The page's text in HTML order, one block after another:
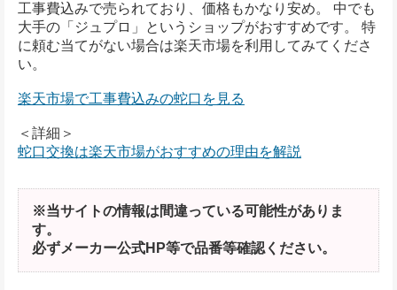
工事費込みで売られており、価格もかなり安め。 中でも
大手の「ジュプロ」というショップがおすすめです。 特
に頼む当てがない場合は楽天市場を利用してみてくださ
い。
楽天市場で工事費込みの蛇口を見る
＜詳細＞
蛇口交換は楽天市場がおすすめの理由を解説
※当サイトの情報は間違っている可能性がありま
す。
必ずメーカー公式HP等で品番等確認ください。